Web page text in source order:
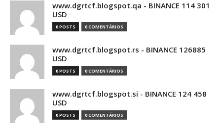
www.dgrtcf.blogspot.qa - BINANCE 114 301
USD
0 POSTS 0 COMENTÁRIOS
www.dgrtcf.blogspot.rs - BINANCE 126885
USD
0 POSTS 0 COMENTÁRIOS
www.dgrtcf.blogspot.si - BINANCE 124 458
USD
0 POSTS 0 COMENTÁRIOS